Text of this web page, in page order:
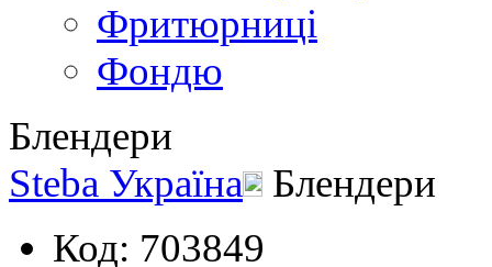
Фритюрниці
Фондю
Блендери
Steba Україна
Блендери
Код: 703849